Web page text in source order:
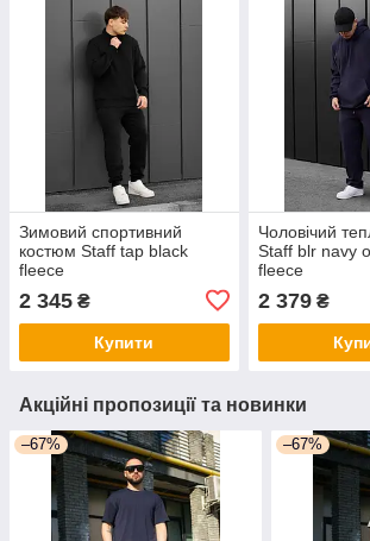
Зимовий спортивний
костюм Staff tap black
fleece
2 345 ₴
Купити
Чоловічий
Staff blr navy
fleece
2 379₴
Акційні пропозиції та новинки
–67% –67%